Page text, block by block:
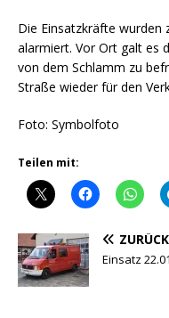
Die Einsatzkräfte wurden
alarmiert. Vor Ort galt es
von dem Schlamm zu
Straße wieder für den
Foto: Symbolfoto
Teilen mit:
ZURÜCK
Einsatz